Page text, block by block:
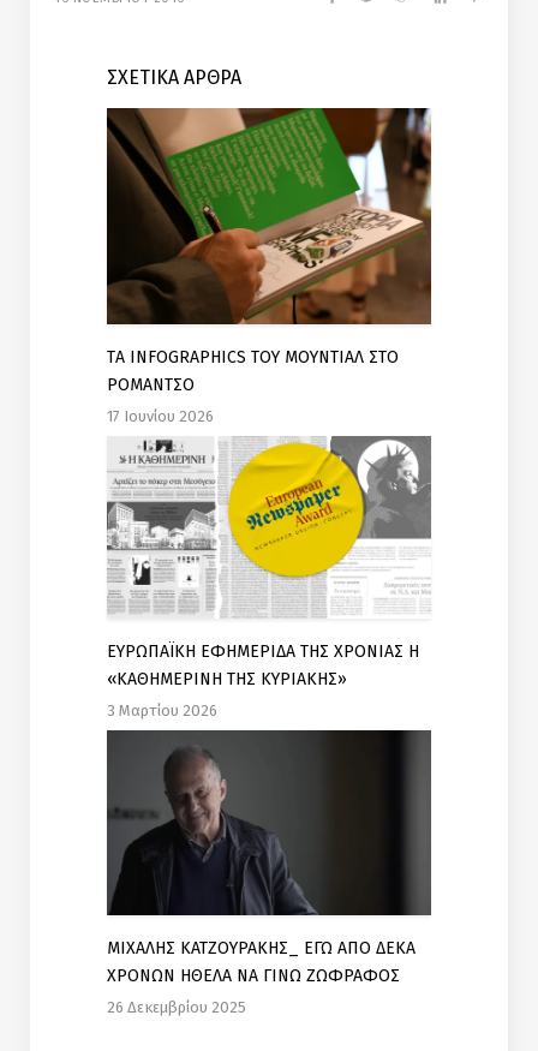
ΣΧΕΤΙΚΑ ΑΡΘΡΑ
TΑ INFOGRAPHICS ΤΟΥ ΜΟΥΝΤΙΑΛ ΣΤΟ
ΡΟΜΑΝΤΣΟ
17 Ιουνίου 2026
ΕΥΡΩΠΑΪΚΗ ΕΦΗΜΕΡΙΔΑ ΤΗΣ ΧΡΟΝΙΑΣ Η
«ΚΑΘΗΜΕΡΙΝΗ ΤΗΣ ΚΥΡΙΑΚΗΣ»
3 Μαρτίου 2026
ΜΙΧΑΛΗΣ ΚΑΤΖΟΥΡΑΚΗΣ_ ΕΓΩ ΑΠΟ ΔΕΚΑ
ΧΡΟΝΩΝ ΗΘΕΛΑ ΝΑ ΓΙΝΩ ΖΩΦΡΑΦΟΣ
26 Δεκεμβρίου 2025